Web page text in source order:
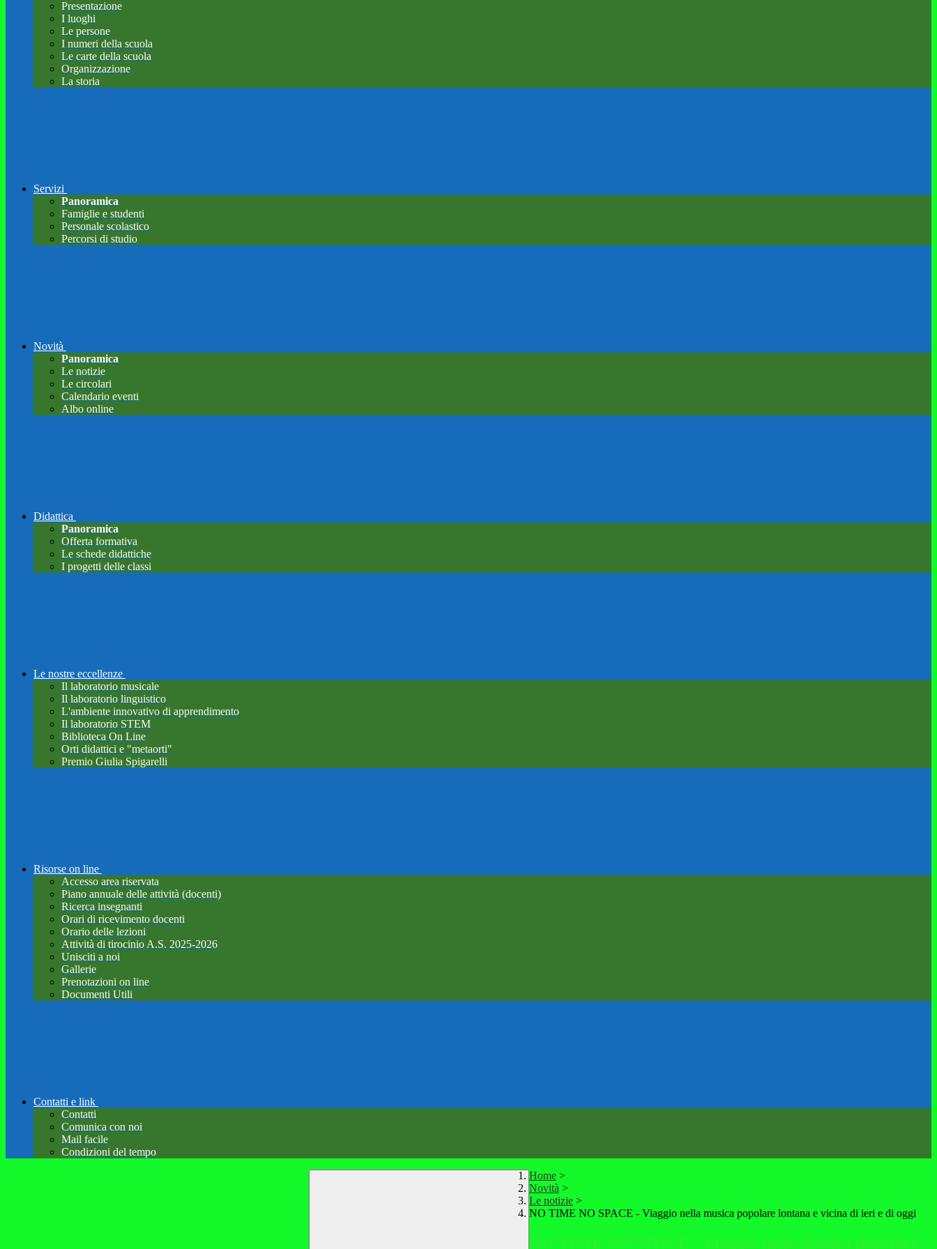
Presentazione
I luoghi
Le persone
I numeri della scuola
Le carte della scuola
Organizzazione
La storia
Servizi
Panoramica
Famiglie e studenti
Personale scolastico
Percorsi di studio
Novità
Panoramica
Le notizie
Le circolari
Calendario eventi
Albo online
Didattica
Panoramica
Offerta formativa
Le schede didattiche
I progetti delle classi
Le nostre eccellenze
Il laboratorio musicale
Il laboratorio linguistico
L'ambiente innovativo di apprendimento
Il laboratorio STEM
Biblioteca On Line
Orti didattici e "metaorti"
Premio Giulia Spigarelli
Risorse on line
Accesso area riservata
Piano annuale delle attività (docenti)
Ricerca insegnanti
Orari di ricevimento docenti
Orario delle lezioni
Attività di tirocinio A.S. 2025-2026
Unisciti a noi
Gallerie
Prenotazioni on line
Documenti Utili
Contatti e link
Contatti
Comunica con noi
Mail facile
Condizioni del tempo
Home >
Novità >
Le notizie >
NO TIME NO SPACE - Viaggio nella musica popolare lontana e vicina di ieri e di oggi
NO TIME NO SPACE - Viaggio nella musica popolare